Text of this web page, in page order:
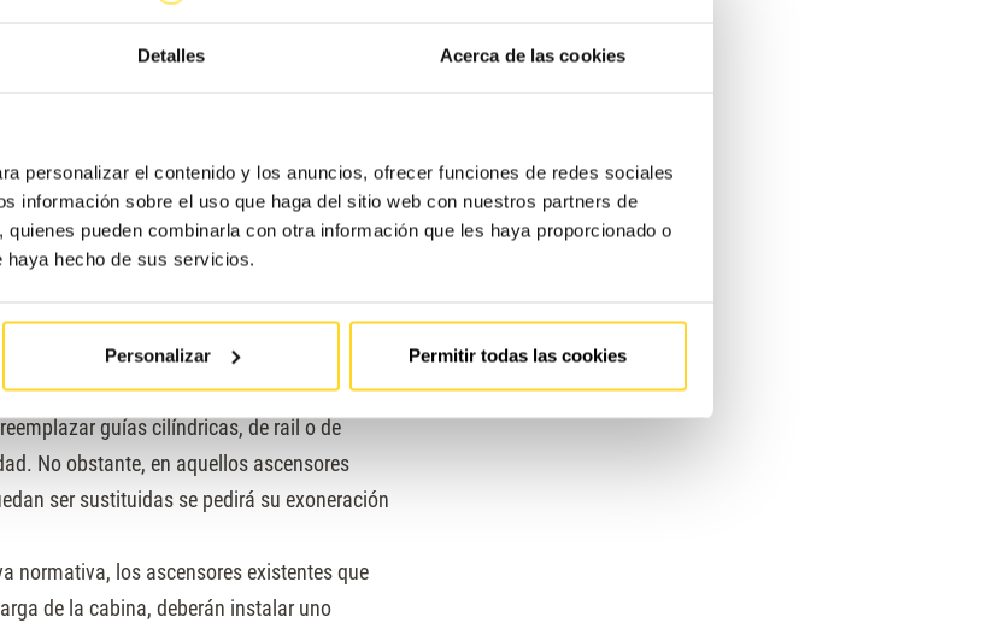
Detalles Acerca de las cookies
personalizar el contenido y los anuncios, ofrecer funciones de redes sociales
información sobre el uso que haga del sitio web con nuestros partners de
pueden combinarla con otra información que les haya proporcionado o
haya hecho de sus servicios.
Personalizar Permitir todas las cookies
protegidos por
han de cumplir con todas las exigencias
guías cilíndricas, de rail o de
No obstante, en aquellos ascensores
ser sustituidas se pedirá su exoneración
normativa, los ascensores existentes que
de la cabina, deberán instalar uno